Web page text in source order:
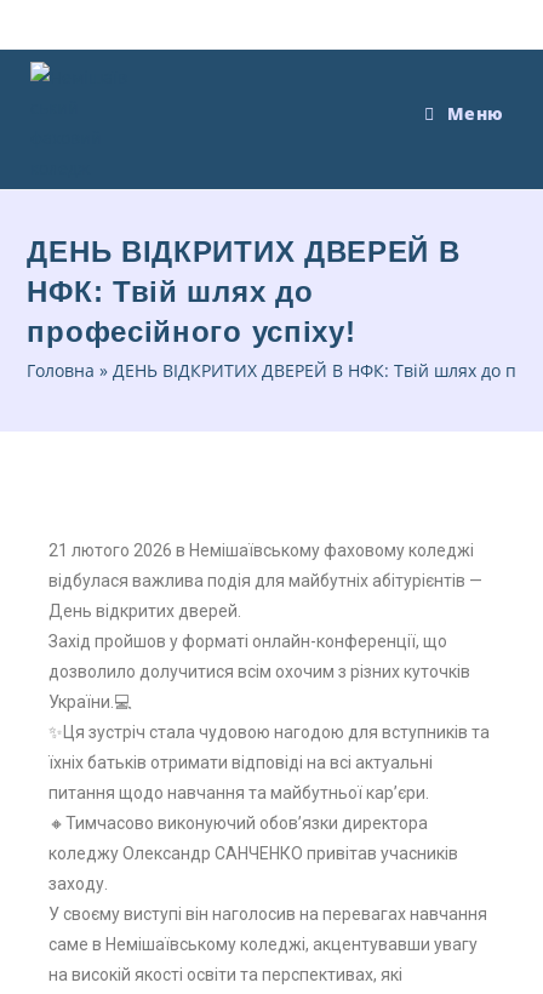
Меню
ДЕНЬ ВІДКРИТИХ ДВЕРЕЙ В
НФК: Твій шлях до
професійного успіху!
Головна »ДЕНЬ ВІДКРИТИХ ДВЕРЕЙ В НФК: Твій шлях до
21 лютого 2026 в Немішаївському фаховому коледжі
відбулася важлива подія для майбутніх абітурієнтів —
День відкритих дверей.
Захід пройшов у форматі онлайн-конференції, що
дозволило долучитися всім охочим з різних куточків
України.💻
✨​Ця зустріч стала чудовою нагодою для вступників та
їхніх батьків отримати відповіді на всі актуальні
питання щодо навчання та майбутньої кар’єри.
​🔸Тимчасово виконуючий обов’язки директора
коледжу Олександр САНЧЕНКО привітав учасників
заходу.
У своєму виступі він наголосив на перевагах навчання
саме в Немішаївському коледжі, акцентувавши увагу
на високій якості освіти та перспективах, які